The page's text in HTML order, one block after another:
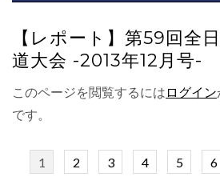
【レポート】第59回全
道大会 -2013年12月号-
このページを閲覧するには ログイン
です。
1 2 3 4 5 6